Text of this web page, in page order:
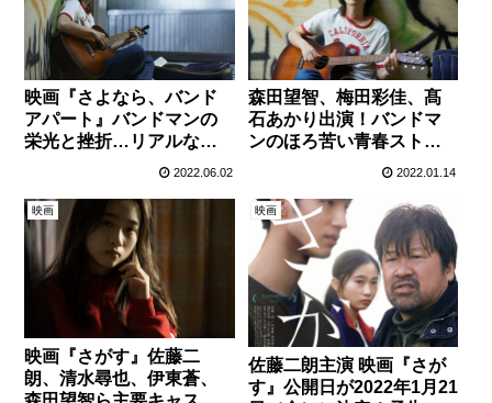
映画『さよなら、バンド
アパート』バンドマンの
栄光と挫折…リアルな予
2022.06.02
森田望智、梅田彩佳、髙
石あかり出演！バンドマ
ンのほろ苦い青春ストー
リーを綴った映画『さよ
公開決定！
2022.01.14
映画
映画『さがす』佐藤二
朗、清水尋也、伊東蒼、
映画
佐藤二朗主演 映画『さが
す』公開日が2022年1月21